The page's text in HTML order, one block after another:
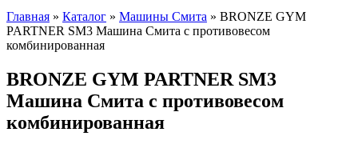
Главная » Каталог » Машины Смита » BRONZE GYM
PARTNER SM3 Машина Смита с противовесом
комбинированная
BRONZE GYM PARTNER SM3
Машина Смита с противовесом
комбинированная